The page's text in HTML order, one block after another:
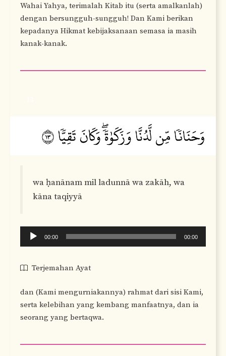
Wahai Yahya, terimalah Kitab itu (serta amalkanlah)
dengan bersungguh-sungguh! Dan Kami berikan
kepadanya Hikmat kebijaksanaan semasa ia masih
kanak-kanak.
wa ḥanānam mil ladunnā wa zakāh, wa
kāna taqiyyā
Audio
Player
00:00 00:00
Terjemahan Ayat
dan (Kami mengurniakannya) rahmat dari sisi Kami,
serta kelebihan yang kembang manfaatnya, dan ia
seorang yang bertaqwa.